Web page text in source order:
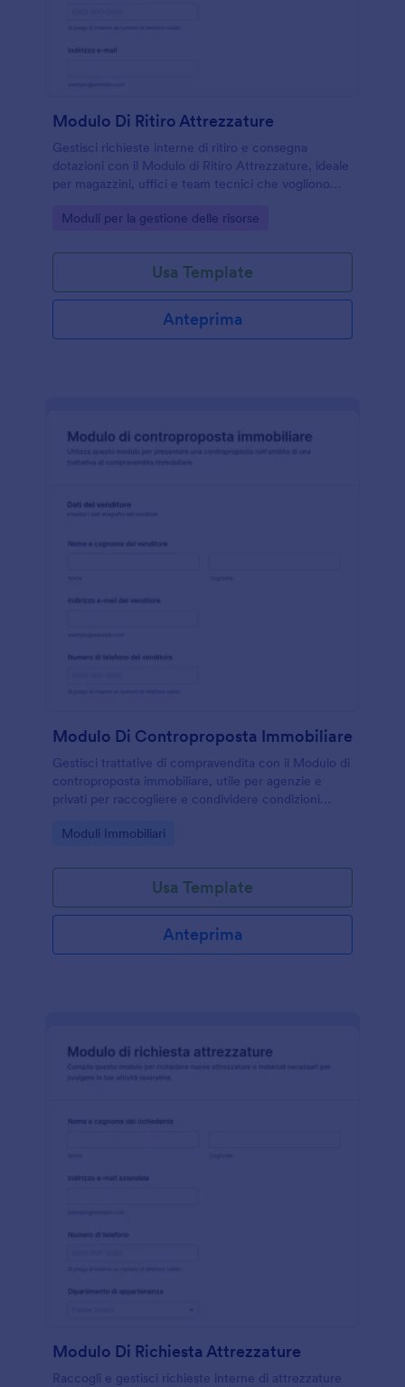
Modulo Di Ritiro Attrezzature
Gestisci richieste interne di ritiro e consegna
dotazioni con il Modulo di Ritiro Attrezzature, ideale
per magazzini, uffici e team tecnici che vogliono
collection con Jotform.
Go to Category:
Moduli per la gestione delle risorse
Usa Template
Anteprima
Modulo Di Controproposta Immobiliare
Gestisci trattative di compravendita con il Modulo di
controproposta immobiliare, utile per agenzie e
privati per raccogliere e condividere condizioni
modulo con Jotform.
Go to Category:
Moduli Immobiliari
Usa Template
Anteprima
Modulo Di Richiesta Attrezzature
Raccogli e gestisci richieste interne di attrezzature